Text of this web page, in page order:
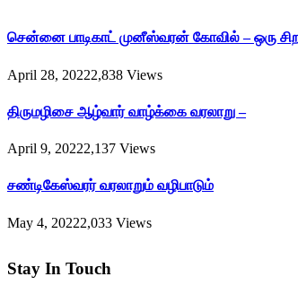
சென்னை பாடிகாட் முனீஸ்வரன் கோவில் – ஒரு
April 28, 20222,838 Views
திருமழிசை ஆழ்வார் வாழ்க்கை வரலாறு –
April 9, 20222,137 Views
சண்டிகேஸ்வரர் வரலாறும் வழிபாடும்
May 4, 20222,033 Views
Stay In Touch